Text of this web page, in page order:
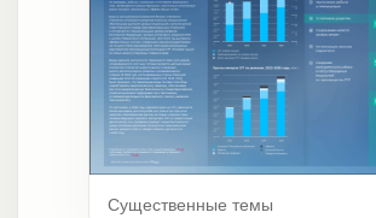
Существенные темы